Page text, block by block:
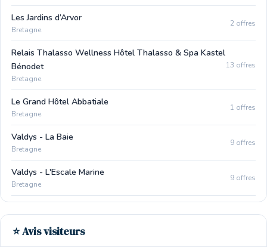
Les Jardins d’Arvor
Bretagne
2 offres
Relais Thalasso Wellness Hôtel Thalasso & Spa Kastel
Bénodet
Bretagne
13 offres
Le Grand Hôtel Abbatiale
Bretagne
1 offres
Valdys - La Baie
Bretagne
9 offres
Valdys - L'Escale Marine
Bretagne
9 offres
⭐ Avis visiteurs